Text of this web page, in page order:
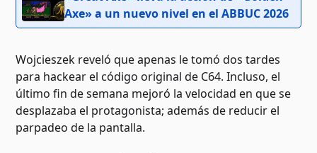
Axe» a un nuevo nivel en el ABBUC 2026
Wojcieszek reveló que apenas le tomó dos tardes
para hackear el código original de C64. Incluso, el
último fin de semana mejoró la velocidad en que se
desplazaba el protagonista; además de reducir el
parpadeo de la pantalla.